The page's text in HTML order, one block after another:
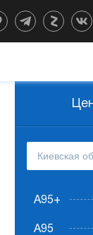
А95+
А95